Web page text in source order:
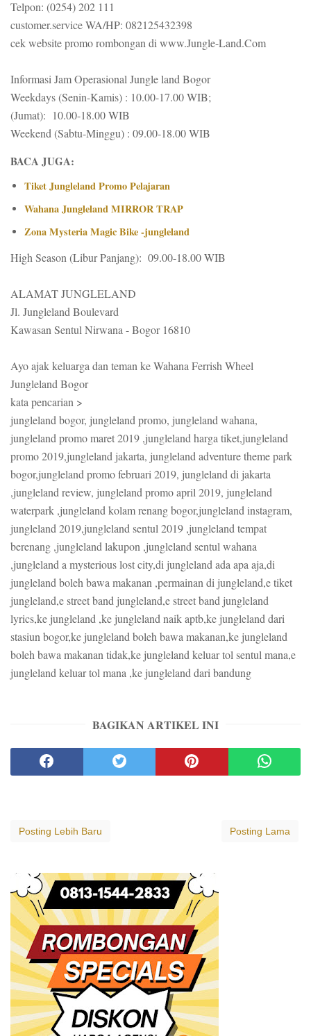
Telpon: (0254) 202 111
customer.service WA/HP: 082125432398
cek website promo rombongan di www.Jungle-Land.Com
Informasi Jam Operasional Jungle land Bogor
Weekdays (Senin-Kamis) : 10.00-17.00 WIB;
(Jumat): 10.00-18.00 WIB
Weekend (Sabtu-Minggu) : 09.00-18.00 WIB
BACA JUGA:
Tiket Jungleland Promo Pelajaran
Wahana Jungleland MIRROR TRAP
Zona Mysteria Magic Bike -jungleland
High Season (Libur Panjang): 09.00-18.00 WIB
ALAMAT JUNGLELAND
Jl. Jungleland Boulevard
Kawasan Sentul Nirwana - Bogor 16810
Ayo ajak keluarga dan teman ke Wahana Ferrish Wheel
Jungleland Bogor
kata pencarian >
jungleland bogor, jungleland promo, jungleland wahana,
jungleland promo maret 2019 ,jungleland harga tiket,jungleland
promo 2019,jungleland jakarta, jungleland adventure theme park
bogor,jungleland promo februari 2019, jungleland di jakarta
,jungleland review, jungleland promo april 2019, jungleland
waterpark ,jungleland kolam renang bogor,jungleland instagram,
jungleland 2019,jungleland sentul 2019 ,jungleland tempat
berenang ,jungleland lakupon ,jungleland sentul wahana
,jungleland a mysterious lost city,di jungleland ada apa aja,di
jungleland boleh bawa makanan ,permainan di jungleland,e tiket
jungleland,e street band jungleland,e street band jungleland
lyrics,ke jungleland ,ke jungleland naik aptb,ke jungleland dari
stasiun bogor,ke jungleland boleh bawa makanan,ke jungleland
boleh bawa makanan tidak,ke jungleland keluar tol sentul mana,e
jungleland keluar tol mana ,ke jungleland dari bandung
BAGIKAN ARTIKEL INI
Posting Lebih Baru Posting Lama